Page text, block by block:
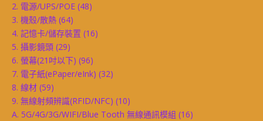
2. 電源/UPS/POE (48)
3. 機殼/散熱 (64)
4. 記憶卡/儲存裝置 (16)
5. 攝影鏡頭 (29)
6. 螢幕(21吋以下) (96)
7. 電子紙(ePaper/eInk) (32)
8. 線材 (59)
9. 無線射頻辨識(RFID/NFC) (10)
A. 5G/4G/3G/WIFI/Blue Tooth 無線通訊模組 (16)